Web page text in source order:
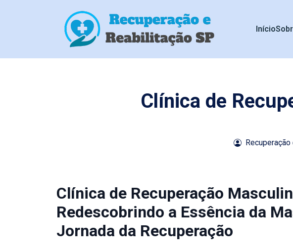
Início
Clínica de
Clínica de Recuperação
Redescobrindo a Essência da
Jornada da Recuperação